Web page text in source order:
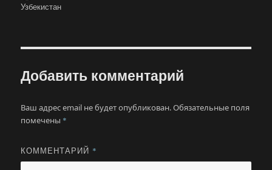
Узбекистан
Добавить комментарий
Ваш адрес email не будет опубликован.Обязательные поля
помечены *
КОММЕНТАРИЙ *